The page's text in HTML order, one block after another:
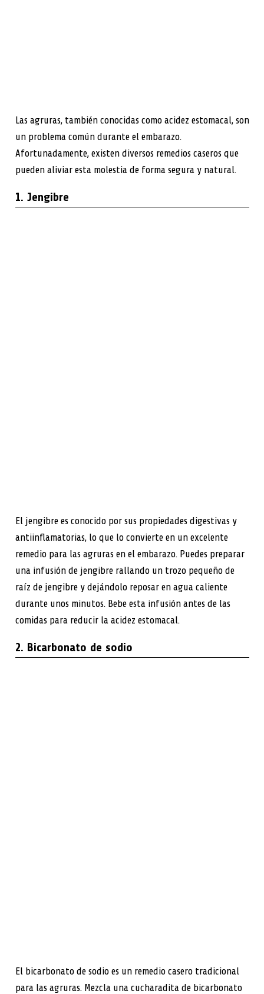
Las agruras, también conocidas como acidez estomacal, son
un problema común durante el embarazo.
Afortunadamente, existen diversos remedios caseros que
pueden aliviar esta molestia de forma segura y natural.
1. Jengibre
El jengibre es conocido por sus propiedades digestivas y
antiinflamatorias, lo que lo convierte en un excelente
remedio para las agruras en el embarazo. Puedes preparar
una infusión de jengibre rallando un trozo pequeño de
raíz de jengibre y dejándolo reposar en agua caliente
durante unos minutos. Bebe esta infusión antes de las
comidas para reducir la acidez estomacal.
2. Bicarbonato de sodio
El bicarbonato de sodio es un remedio casero tradicional
para las agruras. Mezcla una cucharadita de bicarbonato